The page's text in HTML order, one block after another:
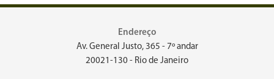
Endereço
Av. General Justo, 365 - 7º andar
20021-130 - Rio de Janeiro